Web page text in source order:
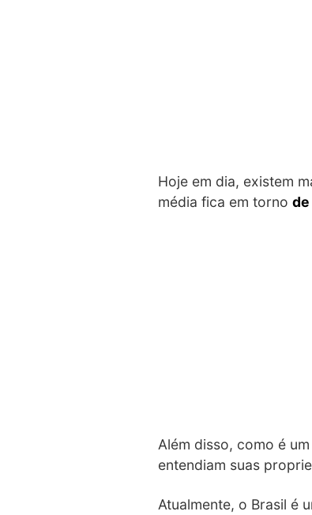
Hoje em dia, existem
média fica em torno
Além disso, como é
entendiam suas
Atualmente, o Brasil é